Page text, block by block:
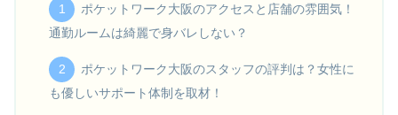
ポケットワーク大阪のアクセスと店舗の雰囲気！
通勤ルームは綺麗で身バレしない？
ポケットワーク大阪のスタッフの評判は？女性に
も優しいサポート体制を取材！